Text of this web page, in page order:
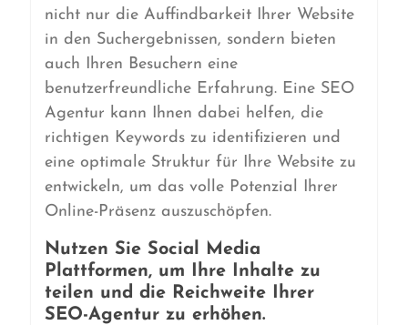
nicht nur die Auffindbarkeit Ihrer Website
in den Suchergebnissen, sondern bieten
auch Ihren Besuchern eine
benutzerfreundliche Erfahrung. Eine SEO
Agentur kann Ihnen dabei helfen, die
richtigen Keywords zu identifizieren und
eine optimale Struktur für Ihre Website zu
entwickeln, um das volle Potenzial Ihrer
Online-Präsenz auszuschöpfen.
Nutzen Sie Social Media
Plattformen, um Ihre Inhalte zu
teilen und die Reichweite Ihrer
SEO-Agentur zu erhöhen.